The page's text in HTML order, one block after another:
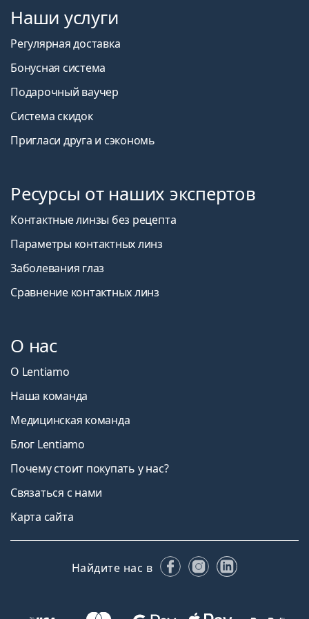
Наши услуги
Регулярная доставка
Бонусная система
Подарочный ваучер
Система скидок
Пригласи друга и сэкономь
Ресурсы от наших экспертов
Контактные линзы без рецепта
Параметры контактных линз
Заболевания глаз
Сравнение контактных линз
О нас
О Lentiamo
Наша команда
Медицинская команда
Блог Lentiamo
Почему стоит покупать у нас?
Связаться с нами
Карта сайта
Найдите нас в FacebookInstagram
LinkedIn